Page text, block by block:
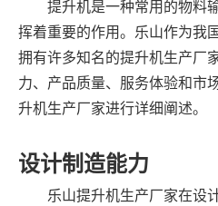
提升机是一种常用的物料
挥着重要的作用。乐山作为我
拥有许多知名的提升机生产厂
力、产品质量、服务体验和市
升机生产厂家进行详细阐述。
设计制造能力
乐山提升机生产厂家在设